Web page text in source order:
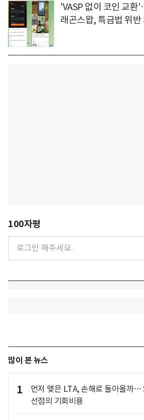
'VASP 없이 코인 교
래곤스왑, 특금법 위반
100자평
많이 본 뉴스
1
먼저 맺은 LTA, 손해로 돌아올까…
선점의 기회비용